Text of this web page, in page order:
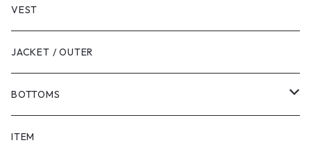
VEST
JACKET / OUTER
BOTTOMS
SHORTS
ITEM